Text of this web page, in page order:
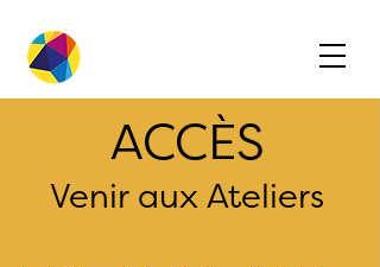
ACCÈS
Venir aux Ateliers